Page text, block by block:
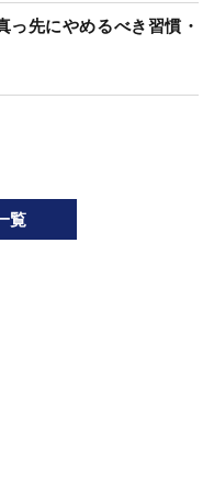
先にやめるべき習慣・
覧